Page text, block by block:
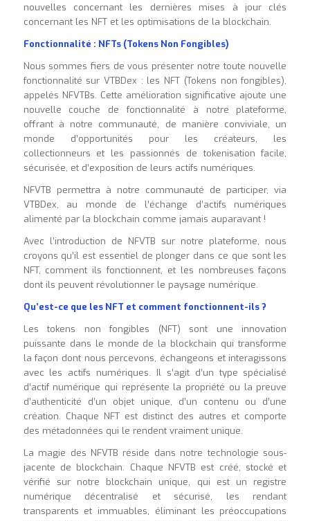
nouvelles concernant les dernières mises à jour clés
concernant les NFT et les optimisations de la blockchain.
Fonctionnalité : NFTs (Tokens Non Fongibles)
Nous sommes fiers de vous présenter notre toute nouvelle
fonctionnalité sur VTBDex : les NFT (Tokens non fongibles),
appelés NFVTBs. Cette amélioration significative ajoute une
nouvelle couche de fonctionnalité à notre plateforme,
offrant à notre communauté, de manière conviviale, un
monde d’opportunités pour les créateurs, les
collectionneurs et les passionnés de tokenisation facile,
sécurisée, et d’exposition de leurs actifs numériques.
NFVTB permettra à notre communauté de participer, via
VTBDex, au monde de l’échange d’actifs numériques
alimenté par la blockchain comme jamais auparavant !
Avec l’introduction de NFVTB sur notre plateforme, nous
croyons qu’il est essentiel de plonger dans ce que sont les
NFT, comment ils fonctionnent, et les nombreuses façons
dont ils peuvent révolutionner le paysage numérique.
Qu’est-ce que les NFT et comment fonctionnent-ils ?
Les tokens non fongibles (NFT) sont une innovation
puissante dans le monde de la blockchain qui transforme
la façon dont nous percevons, échangeons et interagissons
avec les actifs numériques. Il s’agit d’un type spécialisé
d’actif numérique qui représente la propriété ou la preuve
d’authenticité d’un objet unique, d’un contenu ou d’une
création. Chaque NFT est distinct des autres et comporte
des métadonnées qui le rendent vraiment unique.
La magie des NFVTB réside dans notre technologie sous-
jacente de blockchain. Chaque NFVTB est créé, stocké et
vérifié sur notre blockchain unique, qui est un registre
numérique décentralisé et sécurisé, les rendant
transparents et immuables, éliminant les préoccupations